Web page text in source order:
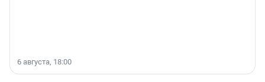
6 августа, 18:00